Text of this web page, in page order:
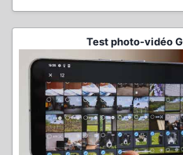
Test photo-vidéo